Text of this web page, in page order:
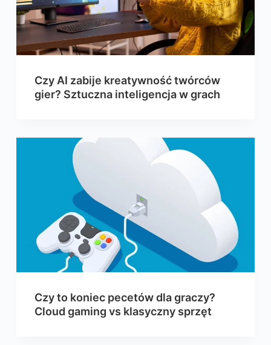
Czy AI zabije kreatywność twórców
gier? Sztuczna inteligencja w grach
Czy to koniec pecetów dla graczy?
Cloud gaming vs klasyczny sprzęt